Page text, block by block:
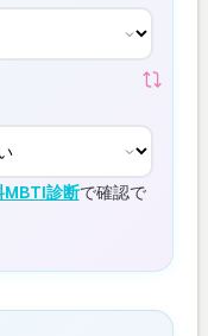
MBTI診断で確認で